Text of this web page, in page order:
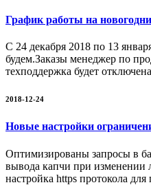
График работы на
С 24 декабря 2018 по 13
будем.Заказы менеджер по
техподдержка будет
2018-12-24
Новые настройки
Оптимизированы запросы в
вывода капчи при изменении
настройка https протокола